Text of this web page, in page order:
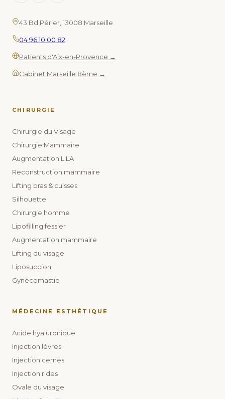
43 Bd Périer, 13008 Marseille
04 96 10 00 82
Patients d'Aix-en-Provence →
Cabinet Marseille 8ème →
CHIRURGIE
Chirurgie du Visage
Chirurgie Mammaire
Augmentation LILA
Reconstruction mammaire
Lifting bras & cuisses
Silhouette
Chirurgie homme
Lipofilling fessier
Augmentation mammaire
Lifting du visage
Liposuccion
Gynécomastie
MÉDECINE ESTHÉTIQUE
Acide hyaluronique
Injection lèvres
Injection cernes
Injection rides
Ovale du visage